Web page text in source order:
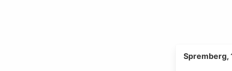
Spremberg,